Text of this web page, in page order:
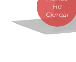
На
Складі